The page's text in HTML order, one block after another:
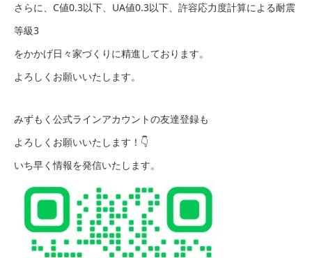
さらに、C値0.3以下、UA値0.3以下、許容応力度計算による耐震
等級3
をかかげ日々家づくりに精進しております。
よろしくお願いいたします。
みずもく公式ラインアカウントの友達登録も
よろしくお願いいたします！👇
いち早く情報を発信いたします。